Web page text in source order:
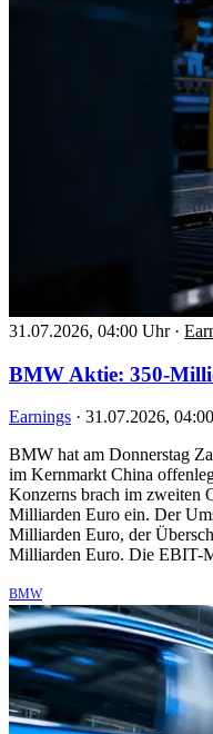
31.07.2026, 04:00 Uhr ·
BMW Aktie: 350-
Earnings · 31.07.2026,
BMW hat am Donnerstag
im Kernmarkt China
Konzerns brach im zweiten
Milliarden Euro ein. Der
Milliarden Euro, der
Milliarden Euro. Die EBIT-
BMW